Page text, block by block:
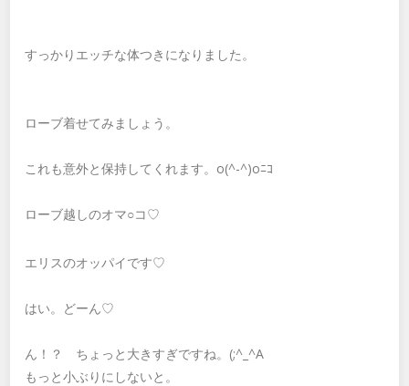
すっかりエッチな体つきになりました。
ローブ着せてみましょう。
これも意外と保持してくれます。o(^-^)oﾆｺ
ローブ越しのオマ○コ♡
エリスのオッパイです♡
はい。どーん♡
ん！？ ちょっと大きすぎですね。(;^_^A
もっと小ぶりにしないと。